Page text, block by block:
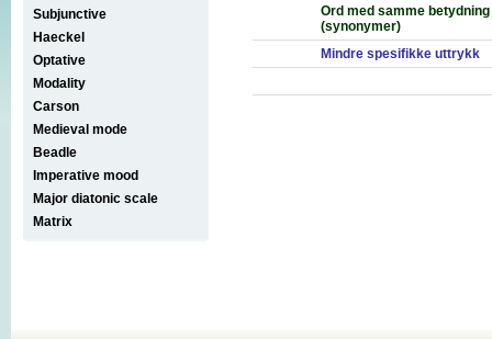
Subjunctive
Haeckel
Optative
Modality
Carson
Medieval mode
Beadle
Imperative mood
Major diatonic scale
Matrix
Ord med samme betydning
(synonymer)
Mindre spesifikke uttrykk